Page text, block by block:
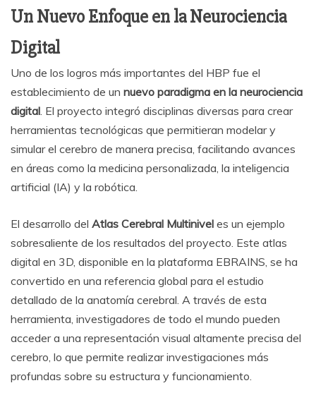
Un Nuevo Enfoque en la Neurociencia
Digital
Uno de los logros más importantes del HBP fue el
establecimiento de un nuevo paradigma en la neurociencia
digital. El proyecto integró disciplinas diversas para crear
herramientas tecnológicas que permitieran modelar y
simular el cerebro de manera precisa, facilitando avances
en áreas como la medicina personalizada, la inteligencia
artificial (IA) y la robótica.
El desarrollo del Atlas Cerebral Multinivel es un ejemplo
sobresaliente de los resultados del proyecto. Este atlas
digital en 3D, disponible en la plataforma EBRAINS, se ha
convertido en una referencia global para el estudio
detallado de la anatomía cerebral. A través de esta
herramienta, investigadores de todo el mundo pueden
acceder a una representación visual altamente precisa del
cerebro, lo que permite realizar investigaciones más
profundas sobre su estructura y funcionamiento.